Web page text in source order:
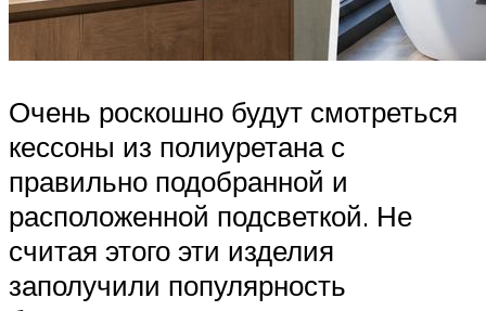
Очень роскошно будут смотреться
кессоны из полиуретана с
правильно подобранной и
расположенной подсветкой. Не
считая этого эти изделия
заполучили популярность